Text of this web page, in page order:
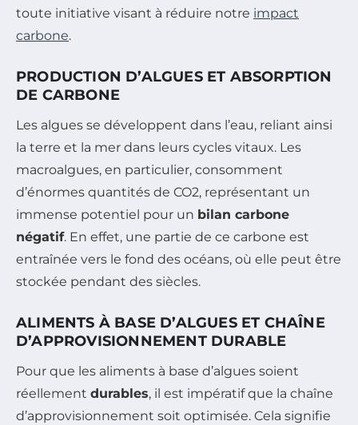
toute initiative visant à réduire notre impact
carbone.
PRODUCTION D’ALGUES ET ABSORPTION
DE CARBONE
Les algues se développent dans l’eau, reliant ainsi
la terre et la mer dans leurs cycles vitaux. Les
macroalgues, en particulier, consomment
d’énormes quantités de CO2, représentant un
immense potentiel pour un bilan carbone
négatif. En effet, une partie de ce carbone est
entraînée vers le fond des océans, où elle peut être
stockée pendant des siècles.
ALIMENTS À BASE D’ALGUES ET CHAÎNE
D’APPROVISIONNEMENT DURABLE
Pour que les aliments à base d’algues soient
réellement durables, il est impératif que la chaîne
d’approvisionnement soit optimisée. Cela signifie